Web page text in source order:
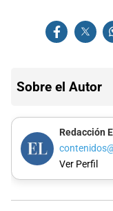
Sobre el Autor
Redacción
Ver Perfil